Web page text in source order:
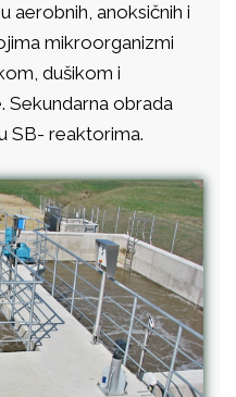
aerobnih, anoksičnih i
mikroorganizmi
dušikom i
obrada
SB- reaktorima.